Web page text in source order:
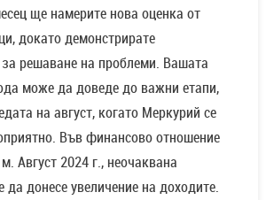
ще намерите нова оценка от
докато демонстрирате
за решаване на проблеми. Вашата
може да доведе до важни етапи,
на август, когато Меркурий се
Във финансово отношение
Август 2024 г., неочаквана
донесе увеличение на доходите.